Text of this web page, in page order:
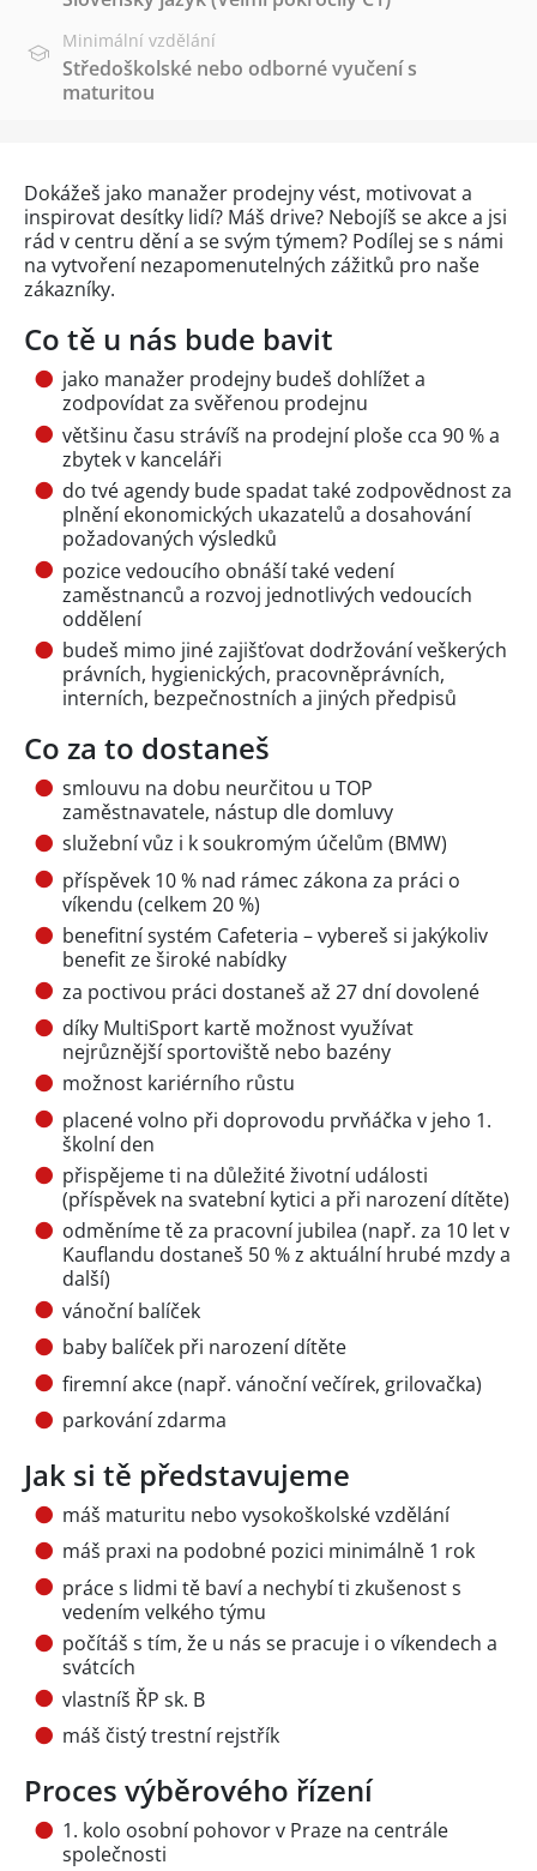
Minimální vzdělání
Středoškolské nebo odborné vyučení s
maturitou
Dokážeš jako manažer prodejny vést, motivovat a
inspirovat desítky lidí? Máš drive? Nebojíš se akce a jsi
rád v centru dění a se svým týmem? Podílej se s námi
na vytvoření nezapomenutelných zážitků pro naše
zákazníky.
Co tě u nás bude bavit
jako manažer prodejny budeš dohlížet a
zodpovídat za svěřenou prodejnu
většinu času strávíš na prodejní ploše cca 90 % a
zbytek v kanceláři
do tvé agendy bude spadat také zodpovědnost za
plnění ekonomických ukazatelů a dosahování
požadovaných výsledků
pozice vedoucího obnáší také vedení
zaměstnanců a rozvoj jednotlivých vedoucích
oddělení
budeš mimo jiné zajišťovat dodržování veškerých
právních, hygienických, pracovněprávních,
interních, bezpečnostních a jiných předpisů
Co za to dostaneš
smlouvu na dobu neurčitou u TOP
zaměstnavatele, nástup dle domluvy
služební vůz i k soukromým účelům (BMW)
příspěvek 10 % nad rámec zákona za práci o
víkendu (celkem 20 %)
benefitní systém Cafeteria – vybereš si jakýkoliv
benefit ze široké nabídky
za poctivou práci dostaneš až 27 dní dovolené
díky MultiSport kartě možnost využívat
nejrůznější sportoviště nebo bazény
možnost kariérního růstu
placené volno při doprovodu prvňáčka v jeho 1.
školní den
přispějeme ti na důležité životní události
(příspěvek na svatební kytici a při narození dítěte)
odměníme tě za pracovní jubilea (např. za 10 let v
Kauflandu dostaneš 50 % z aktuální hrubé mzdy a
další)
vánoční balíček
baby balíček při narození dítěte
firemní akce (např. vánoční večírek, grilovačka)
parkování zdarma
Jak si tě představujeme
máš maturitu nebo vysokoškolské vzdělání
máš praxi na podobné pozici minimálně 1 rok
práce s lidmi tě baví a nechybí ti zkušenost s
vedením velkého týmu
počítáš s tím, že u nás se pracuje i o víkendech a
svátcích
vlastníš ŘP sk. B
máš čistý trestní rejstřík
Proces výběrového řízení
1. kolo osobní pohovor v Praze na centrále
společnosti